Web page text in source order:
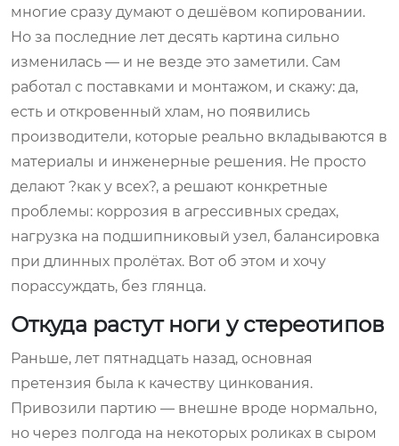
многие сразу думают о дешёвом копировании.
Но за последние лет десять картина сильно
изменилась — и не везде это заметили. Сам
работал с поставками и монтажом, и скажу: да,
есть и откровенный хлам, но появились
производители, которые реально вкладываются в
материалы и инженерные решения. Не просто
делают ?как у всех?, а решают конкретные
проблемы: коррозия в агрессивных средах,
нагрузка на подшипниковый узел, балансировка
при длинных пролётах. Вот об этом и хочу
порассуждать, без глянца.
Откуда растут ноги у стереотипов
Раньше, лет пятнадцать назад, основная
претензия была к качеству цинкования.
Привозили партию — внешне вроде нормально,
но через полгода на некоторых роликах в сыром